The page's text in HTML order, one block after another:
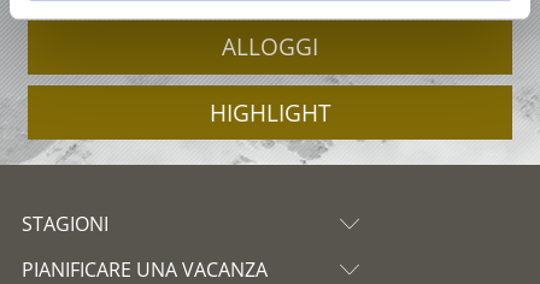
ALLOGGI
HIGHLIGHT
STAGIONI
PIANIFICARE UNA VACANZA